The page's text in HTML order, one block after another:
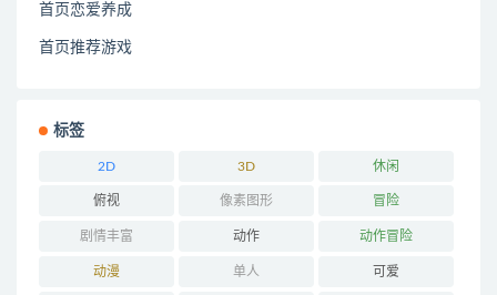
首页恋爱养成
首页推荐游戏
标签
2D 3D 休闲
俯视 像素图形 冒险
剧情丰富 动作 动作冒险
动漫 单人 可爱